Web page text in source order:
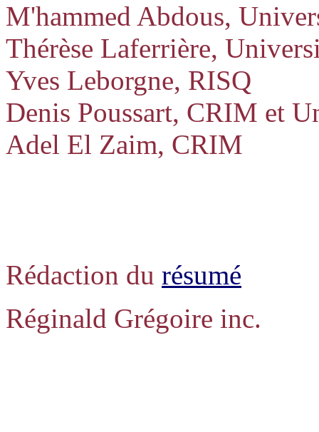
M'hammed Abdous,
Thérèse Laferrière,
Yves Leborgne, RISQ
Denis Poussart, CRIM et
Adel El Zaim, CRIM
Rédaction du résumé
Réginald Grégoire inc.